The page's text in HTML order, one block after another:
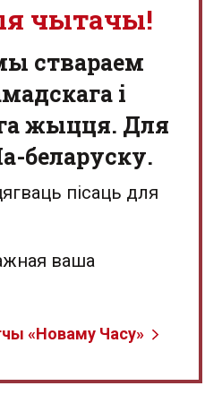
чытачы!
ствараем
і
жыцця. Для
беларуску.
пісаць для
ваша
«Новаму Часу»